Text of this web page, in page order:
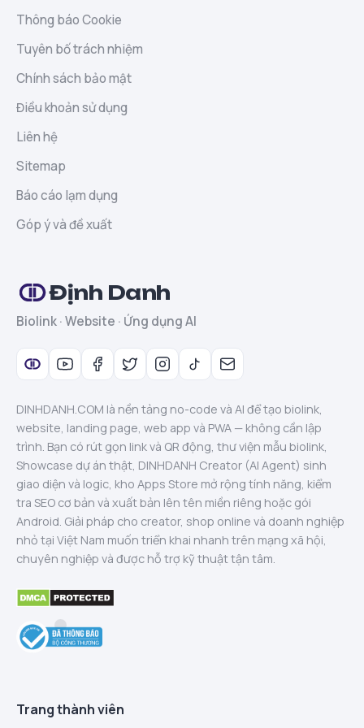
Thông báo Cookie
Tuyên bố trách nhiệm
Chính sách bảo mật
Điều khoản sử dụng
Liên hệ
Sitemap
Báo cáo lạm dụng
Góp ý và đề xuất
Định Danh
Biolink · Website · Ứng dụng AI
DINHDANH.COM là nền tảng no-code và AI để tạo biolink,
website, landing page, web app và PWA — không cần lập
trình. Bạn có rút gọn link và QR động, thư viện mẫu biolink,
Showcase dự án thật, DINHDANH Creator (AI Agent) sinh
giao diện và logic, kho Apps Store mở rộng tính năng, kiểm
tra SEO cơ bản và xuất bản lên tên miền riêng hoặc gói
Android. Giải pháp cho creator, shop online và doanh nghiệp
nhỏ tại Việt Nam muốn triển khai nhanh trên mạng xã hội,
chuyên nghiệp và được hỗ trợ kỹ thuật tận tâm.
Trang thành viên